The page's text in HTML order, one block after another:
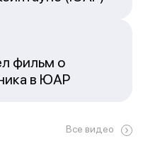
фильм о
в ЮАР
Все видео